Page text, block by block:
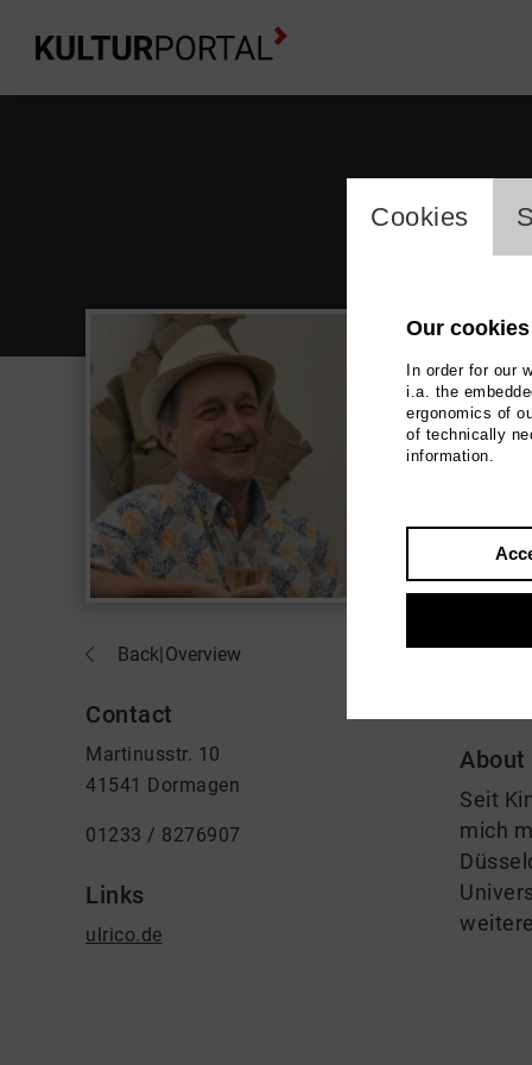
Back|Overview
Contact
Martinusstr. 10
41541 Dormagen
01233 / 8276907
Links
ulrico.de
About
Seit
mich
Cookies
Our cookies
In order for our
i.a. the
ergonomics of
of technically
information.